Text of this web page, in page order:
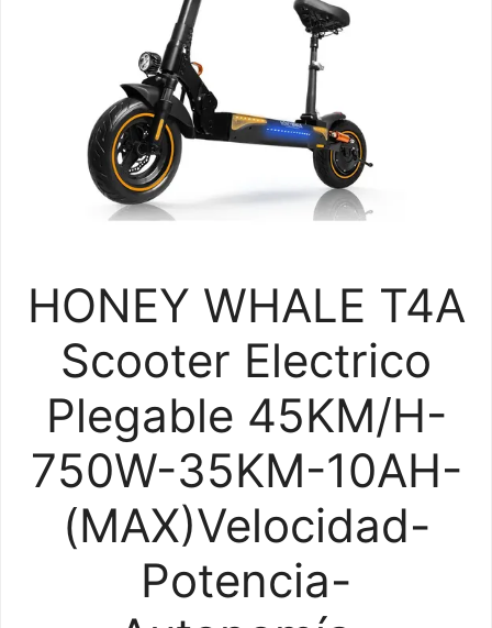
HONEY WHALE T4A
Scooter Electrico
Plegable 45KM/H-
750W-35KM-10AH-
(MAX)Velocidad-
Potencia-